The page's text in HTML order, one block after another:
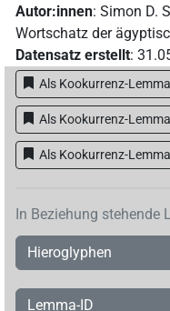
Autor:innen: Simon D.
Wortschatz der
Datensatz erstellt:
Als Kookurrenz-
Als Kookurrenz-
Als Kookurrenz-
In Beziehung stehende
Hieroglyphen
Lemma-ID